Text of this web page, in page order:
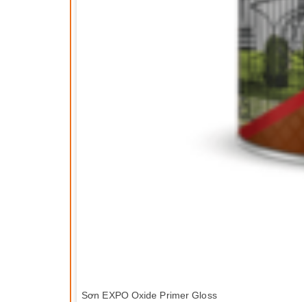
Sơn EXPO Oxide Primer Gloss